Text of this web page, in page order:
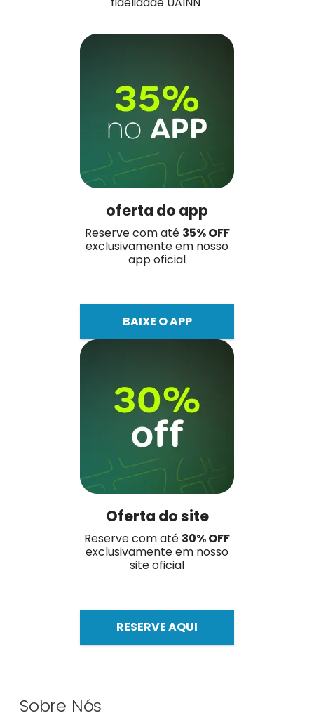
oferta do app
Reserve com até 35% OFF
exclusivamente em nosso
app oficial
BAIXE O APP
Oferta do site
Reserve com até 30% OFF
exclusivamente em nosso
site oficial
RESERVE AQUI
Sobre Nós